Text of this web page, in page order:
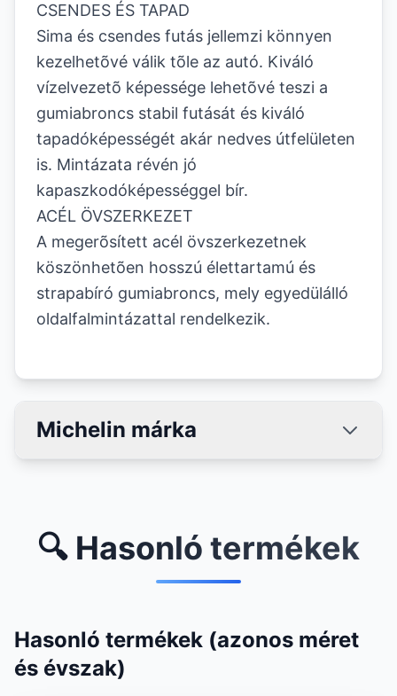
CSENDES ÉS TAPAD
Sima és csendes futás jellemzi könnyen
kezelhetõvé válik tõle az autó. Kiváló
vízelvezetõ képessége lehetõvé teszi a
gumiabroncs stabil futását és kiváló
tapadóképességét akár nedves útfelületen
is. Mintázata révén jó
kapaszkodóképességgel bír.
ACÉL ÖVSZERKEZET
A megerõsített acél övszerkezetnek
köszönhetõen hosszú élettartamú és
strapabíró gumiabroncs, mely egyedülálló
oldalfalmintázattal rendelkezik.
Michelin márka
🔍 Hasonló termékek
Hasonló termékek (azonos méret
és évszak)